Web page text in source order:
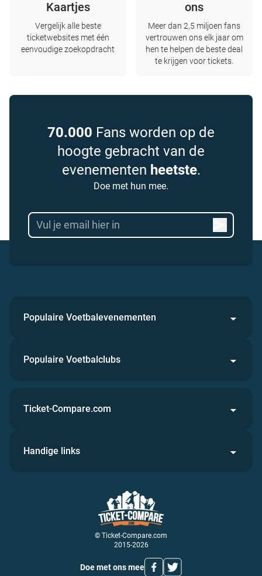
Kaartjes
Vergelijk alle beste
ticketwebsites met één
eenvoudige zoekopdracht
ons
Meer dan 2,5 miljoen fans
vertrouwen ons elk jaar om
hen te helpen de beste deal
te krijgen voor tickets.
70.000 Fans worden op de
hoogte gebracht van de
evenementen heetste.
Doe met hun mee.
Populaire Voetbalevenementen
Populaire Voetbalclubs
© Ticket-Compare.com
2015-2026
Doe met ons mee
Ticket-Compare.com
Handige links